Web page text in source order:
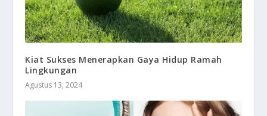
Kiat Sukses Menerapkan Gaya Hidup Ramah
Lingkungan
Agustus 13, 2024